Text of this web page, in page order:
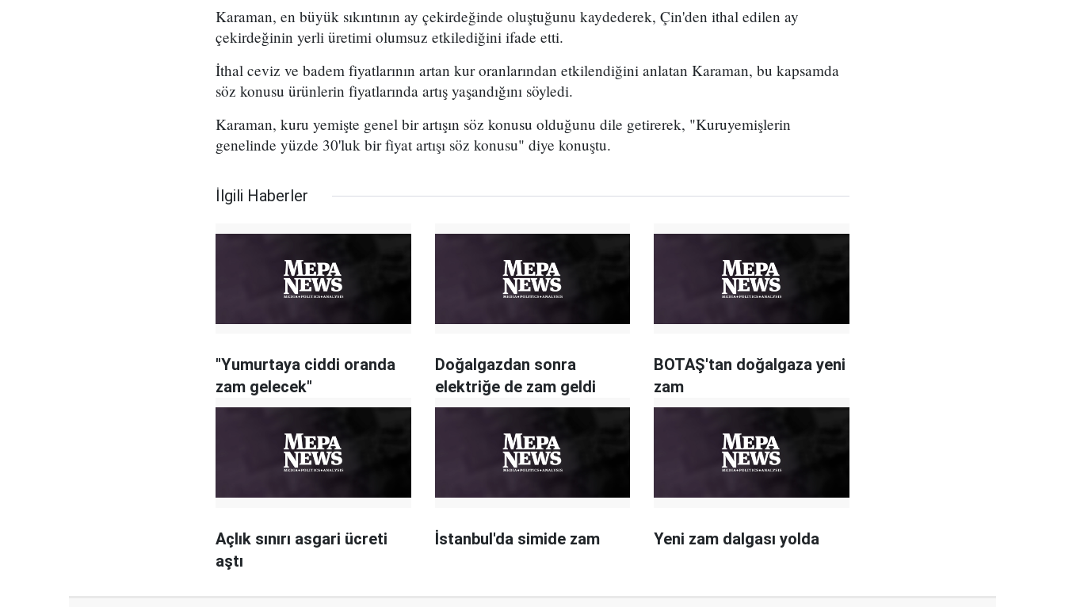
Karaman, en büyük sıkıntının ay çekirdeğinde oluştuğunu kaydederek, Çin'den ithal edilen ay
çekirdeğinin yerli üretimi olumsuz etkilediğini ifade etti.
İthal ceviz ve badem fiyatlarının artan kur oranlarından etkilendiğini anlatan Karaman, bu kapsamda
söz konusu ürünlerin fiyatlarında artış yaşandığını söyledi.
Karaman, kuru yemişte genel bir artışın söz konusu olduğunu dile getirerek, "Kuruyemişlerin
genelinde yüzde 30'luk bir fiyat artışı söz konusu" diye konuştu.
İlgili Haberler
"Yumurtaya ciddi oranda
zam gelecek"
Doğalgazdan sonra
elektriğe de zam geldi
BOTAŞ'tan doğalgaza yeni
zam
Açlık sınırı asgari ücreti
aştı
İstanbul'da simide zam Yeni zam dalgası yolda